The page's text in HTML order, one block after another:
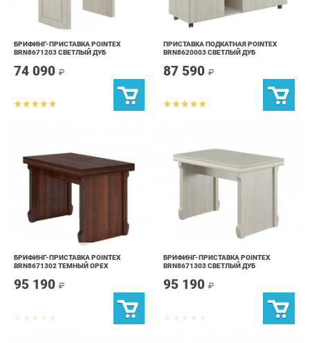
БРИФИНГ-ПРИСТАВКА POINTEX
BRN8671203 СВЕТЛЫЙ ДУБ
74 090₽
ПРИСТАВКА ПОДКАТНАЯ POINTEX
BRN8620003 СВЕТЛЫЙ ДУБ
87 590₽
БРИФИНГ-ПРИСТАВКА POINTEX
BRN8671302 ТЕМНЫЙ ОРЕХ
95 190₽
БРИФИНГ-ПРИСТАВКА POINTEX
BRN8671303 СВЕТЛЫЙ ДУБ
95 190₽